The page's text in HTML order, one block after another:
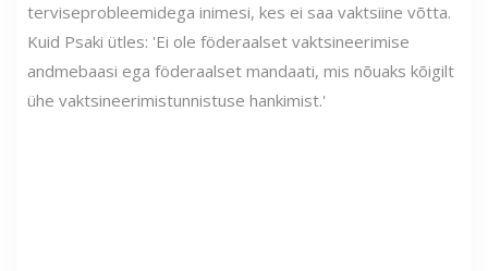
terviseprobleemidega inimesi, kes ei saa vaktsiine võtta.
Kuid Psaki ütles: 'Ei ole föderaalset vaktsineerimise
andmebaasi ega föderaalset mandaati, mis nõuaks kõigilt
ühe vaktsineerimistunnistuse hankimist.'